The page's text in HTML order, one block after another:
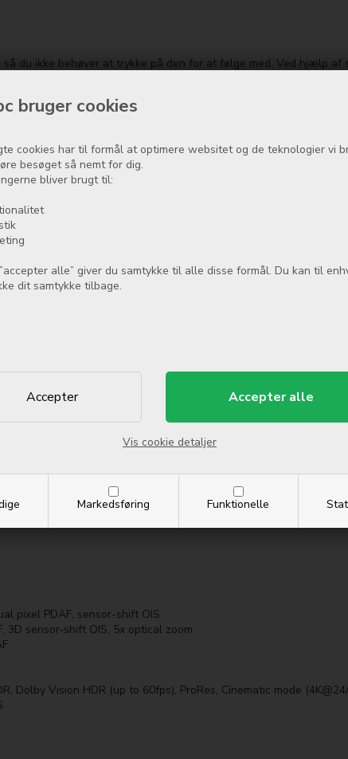
bruger cookies
cookies har til formål at optimere websitet og de teknologier vi
besøget så nemt for dig.
bliver brugt til:
alle” giver du samtykke til alle disse formål. Du kan til
dit samtykke tilbage.
Markedsføring Funktionelle
Vis cookie detaljer
du ikke behøver at trykke på den for at følge med. Ved hjælp af
tydelige oplys­ninger, du kan se på afstand. Du skal bare
Altid aktiv-skær­men sørger for, at visningen bliver på
titanium frame (grade 5)
Vision, 1000 nits (typ), 2000 nits (HBM)
pixel PDAF, sensor-shift OIS
3D sensor‑shift OIS, 5x optical zoom
Dolby Vision HDR (up to 60fps), ProRes, Cinematic mode